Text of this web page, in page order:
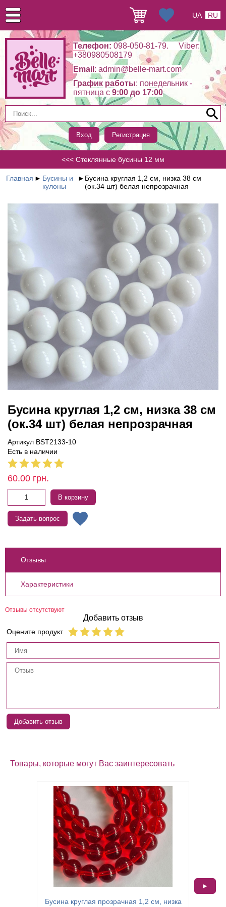
Телефон: 098-050-81-79. Viber:
+380980508179
Email : admin@belle-mart.com
График работы: понедельник -
пятница c 9:00 до 17:00
Вход Регистрация
UA RU
<<< Стеклянные бусины 12 мм
Главная ► Бусины и
кулоны
► Бусина круглая 1,2 см, низка 38 см
(ок.34 шт) белая непрозрачная
Бусина круглая 1,2 см, низка 38 см
(ок.34 шт) белая непрозрачная
Артикул BST2133-10
Есть в наличии
60.00 грн.
В корзину
Задать вопрос
Отзывы
Характеристики
Отзывы отсутствуют
Добавить отзыв
Оцените продукт
Добавить отзыв
Товары, которые могут Вас заинтересовать
Бусина круглая прозрачная 1,2 см, низка
►